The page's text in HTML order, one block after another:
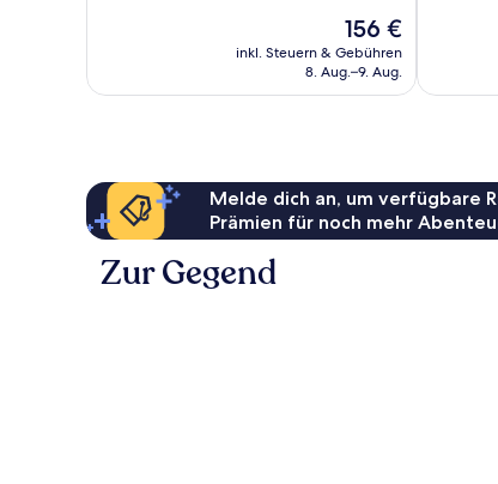
Der
Preis
beträgt
156 €
inkl. Steuern & Gebühren
8. Aug.–9. Aug.
Melde dich an, um verfügbare
Prämien für noch mehr
Zur Gegend